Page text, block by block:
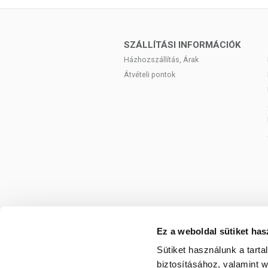
Ez a weboldal sütiket
Sütiket használunk a
biztosításához, valamint
SZÁLLÍTÁSI INFORMÁCIÓK
Házhozszállítás, Árak
Átvételi pontok